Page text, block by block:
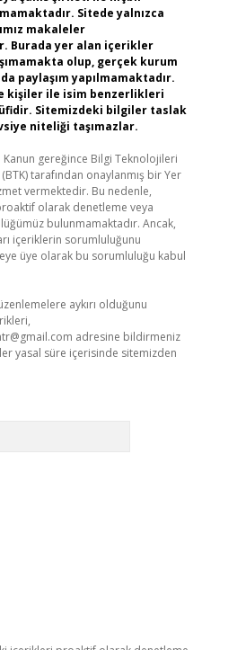
Sitede yalnızca
makaleler
Burada yer alan içerikler
olup, gerçek kurum
paylaşım yapılmamaktadır.
kişiler ile isim benzerlikleri
Sitemizdeki bilgiler taslak
niteliği taşımazlar.
Kanun gereğince Bilgi Teknolojileri
tarafından onaylanmış bir Yer
vermektedir. Bu nedenle,
olarak denetleme veya
bulunmamaktadır. Ancak,
içeriklerin sorumluluğunu
üye olarak bu sorumluluğu kabul
aykırı olduğunu
adresine bildirmeniz
yasal süre içerisinde sitemizden